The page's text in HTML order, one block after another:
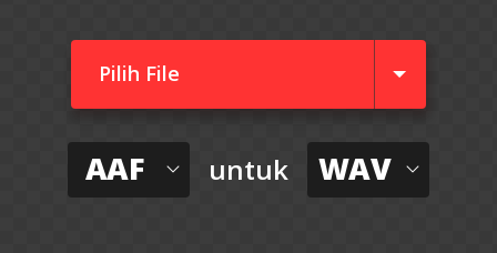
Pilih File
AAF untuk WAV